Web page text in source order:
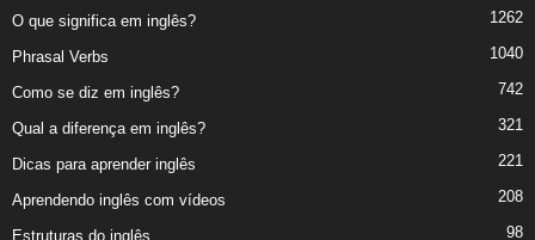
O que significa em inglês? 1262
Phrasal Verbs 1040
Como se diz em inglês? 742
Qual a diferença em inglês? 321
Dicas para aprender inglês 221
Aprendendo inglês com vídeos 208
Estruturas do inglês 98